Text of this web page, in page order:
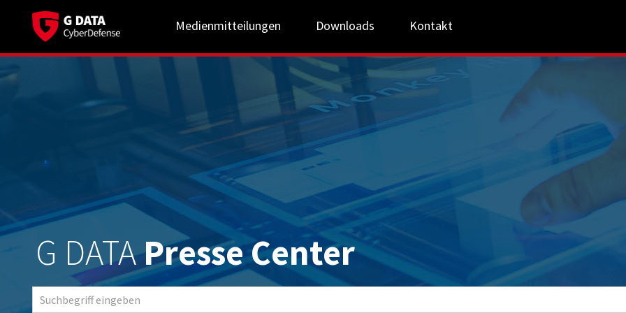
Medienmitteilungen Downloads Kontakt
G DATAPresse Center